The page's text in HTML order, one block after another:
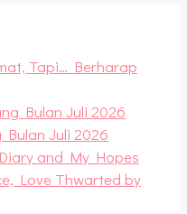
Tapi… Berharap
Bulan Juli 2026
Juli 2026
and My Hopes
Love Thwarted by